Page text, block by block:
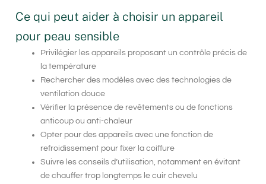
Ce qui peut aider à choisir un appareil
pour peau sensible
Privilégier les appareils proposant un contrôle précis de
la température
Rechercher des modèles avec des technologies de
ventilation douce
Vérifier la présence de revêtements ou de fonctions
anticoup ou anti-chaleur
Opter pour des appareils avec une fonction de
refroidissement pour fixer la coiffure
Suivre les conseils d’utilisation, notamment en évitant
de chauffer trop longtemps le cuir chevelu